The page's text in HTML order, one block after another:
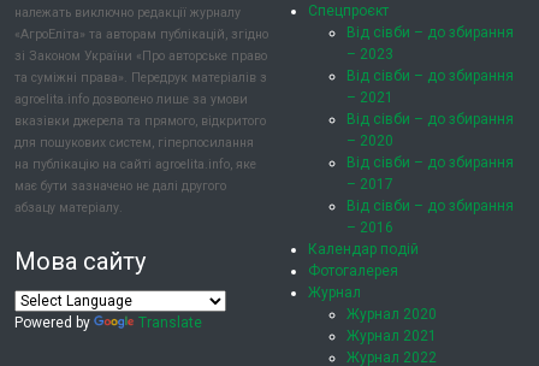
належать виключно редакції журналу
«АгроЕліта» та авторам публікацій, згідно
зі Законом України «Про авторське право
та суміжні права». Передрук матеріалів з
agroelita.info дозволено лише за умови
вказівки джерела та прямого, відкритого
для пошукових систем, гіперпосилання
на публікацію на сайті agroelita.info, яке
має бути зазначено не далі другого
абзацу матеріалу.
Мова сайту
Powered by Translate
Спецпроєкт
Від сівби – до збирання
– 2023
Від сівби – до збирання
– 2021
Від сівби – до збирання
– 2020
Від сівби – до збирання
– 2017
Від сівби – до збирання
– 2016
Календар подій
Фотогалерея
Журнал
Журнал 2020
Журнал 2021
Журнал 2022